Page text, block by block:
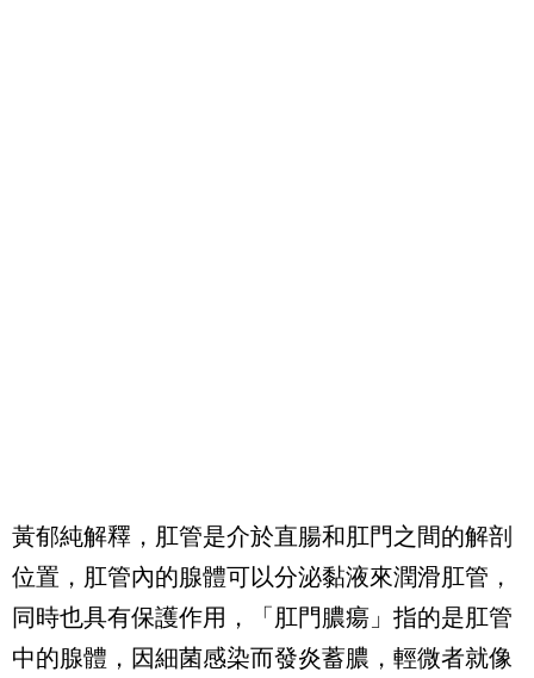
黃郁純解釋，肛管是介於直腸和肛門之間的解剖
位置，肛管內的腺體可以分泌黏液來潤滑肛管，
同時也具有保護作用，「肛門膿瘍」指的是肛管
中的腺體，因細菌感染而發炎蓄膿，輕微者就像